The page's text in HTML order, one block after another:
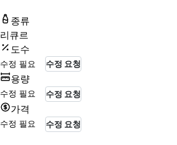
종류
리큐르
도수
수정 필요 수정 요청
용량
수정 필요 수정 요청
가격
수정 필요 수정 요청